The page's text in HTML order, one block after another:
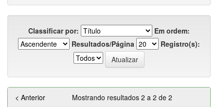
Classificar por:
Em ordem:
Resultados/Página
Registro(s):
Mostrando resultados 2 a 2 de 2
< Anterior